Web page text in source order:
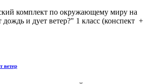
комплект по окружающему миру на
и дует ветер?" 1 класс (конспект +
ветер